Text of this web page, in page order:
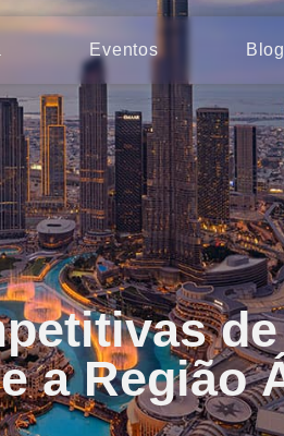
Eventos Blog
a Região